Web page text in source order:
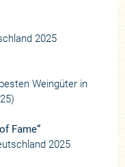
2025
Weingüter in
Fame“
2025